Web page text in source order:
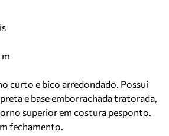
curto e bico arredondado. Possui
e base emborrachada tratorada,
superior em costura pesponto.
fechamento.